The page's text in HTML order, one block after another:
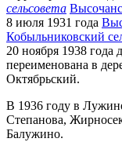
сельсовета
8 июля 1931 года
Кобыльниковский
20 ноября 1938 года
переименована в
Октябрьский.
В 1936 году в
Степанова,
Балужино.